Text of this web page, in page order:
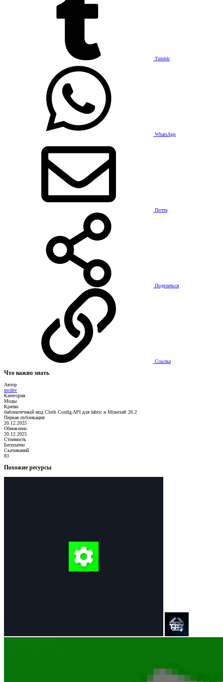
Tumblr
WhatsApp
Почта
Поделиться
Ссылка
Что важно знать
Автор
mcdev
Категория
Моды
Кратко
библиотечный мод Cloth Config API для fabric и Minecraft 26.2
Первая публикация
20.12.2025
Обновлено
20.12.2025
Стоимость
Бесплатно
Скачиваний
83
Похожие ресурсы